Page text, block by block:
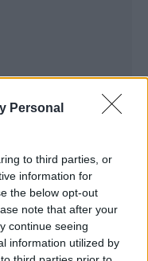
Personal
to third parties, or
information for
the below opt-out
note that after your
continue seeing
information utilized by
στο
γιαΜόδα
Celebritiesστο νέο
στο Instagram